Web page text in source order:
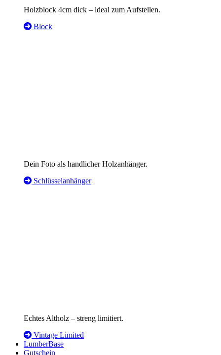
Holzblock 4cm dick – ideal zum Aufstellen.
Block
Dein Foto als handlicher Holzanhänger.
Schlüsselanhänger
Echtes Altholz – streng limitiert.
Vintage Limited
LumberBase
Gutschein